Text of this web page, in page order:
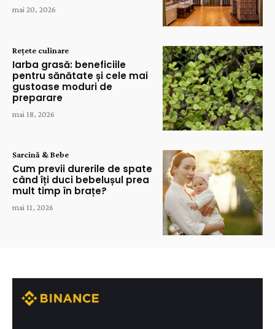
mai 20, 2026
Rețete culinare
Iarba grasă: beneficiile
pentru sănătate și cele mai
gustoase moduri de
preparare
mai 18, 2026
Sarcină & Bebe
Cum previi durerile de spate
când îți duci bebelușul prea
mult timp în brațe?
mai 11, 2026